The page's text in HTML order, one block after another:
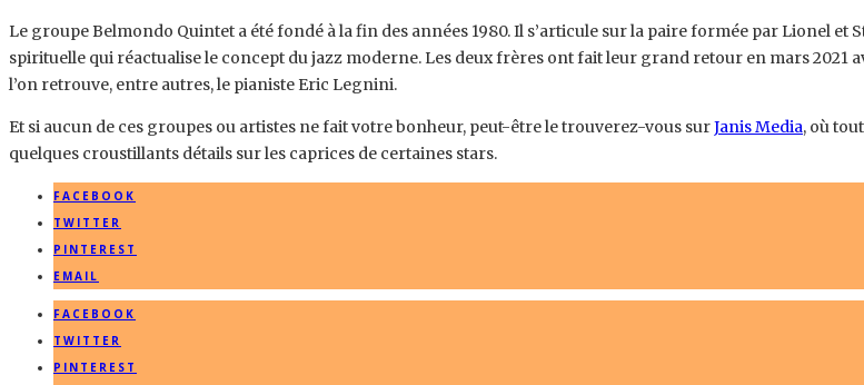
Le groupe Belmondo Quintet a été fondé à la fin des années 1980. Il s’articule sur la paire formée par Lionel
spirituelle qui réactualise le concept du jazz moderne. Les deux frères ont fait leur grand retour en mars
l’on retrouve, entre autres, le pianiste Eric Legnini.
Et si aucun de ces groupes ou artistes ne fait votre bonheur, peut-être le trouverez-vous surJanis Media, où
quelques croustillants détails sur les caprices de certaines stars.
FACEBOOK
TWITTER
PINTEREST
EMAIL
FACEBOOK
TWITTER
PINTEREST